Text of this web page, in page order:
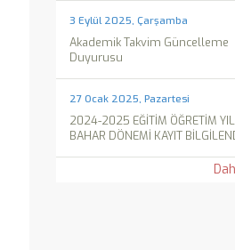
3 Eylül 2025, Çarşamba
Akademik Takvim Güncelleme
Duyurusu
27 Ocak 2025, Pazartesi
2024-2025 EĞİTİM ÖĞRETİM
BAHAR DÖNEMİ KAYIT